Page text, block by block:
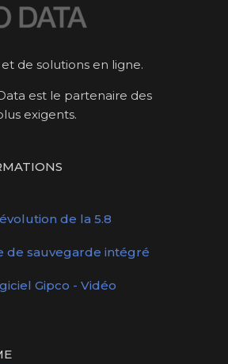
de solutions en ligne.
est le partenaire des
exigents.
de la 5.8
de sauvegarde intégré
Gipco - Vidéo